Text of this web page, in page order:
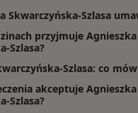
Skwarczyńska-Szlasa
przyjmuje Agnieszka
Szlasa?
Szlasa: co
akceptuje Agnieszka
Szlasa?